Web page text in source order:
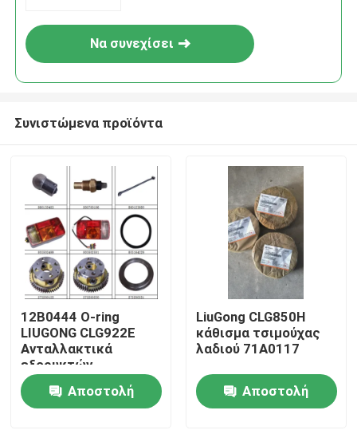
Αρχική Σελίδα
Προϊόντα
Να συνεχίσει
Συνιστώμενα προϊόντα
12Β0444 Ο-ring
LIUGONG CLG922E
Ανταλλακτικά
εξορυκτών
Αποστολή
LiuGong CLG850H
κάθισμα τσιμούχας
λαδιού 71A0117
Αποστολή